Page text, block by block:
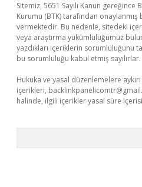
Sitemiz, 5651 Sayılı Kanun
Kurumu (BTK) tarafından onaylanmış
vermektedir. Bu nedenle, sitedeki
veya araştırma yükümlülüğümüz
yazdıkları içeriklerin sorumluluğunu
bu sorumluluğu kabul etmiş sayılırlar.
Hukuka ve yasal düzenlemelere
içerikleri,
halinde, ilgili içerikler yasal süre